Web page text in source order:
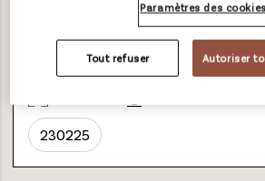
18 cm
48
230225
Paramètres des cookies
Tout refuser Autoriser